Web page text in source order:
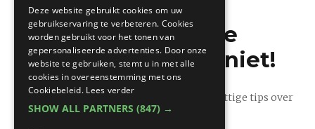
Mis de laatste
bouwnieuwtjes niet!
Ontvang onze wekelijkse updates vol nuttige tips over
bouwen en verbouwen.
Deze website gebruikt cookies om uw
gebruikservaring te verbeteren. Cookies
worden gebruikt voor het tonen van
gepersonaliseerde advertenties. Door onze
website te gebruiken, stemt u in met alle
cookies in overeenstemming met ons
Cookiebeleid. Lees verder
SHOW ALL PARTNERS (847) →